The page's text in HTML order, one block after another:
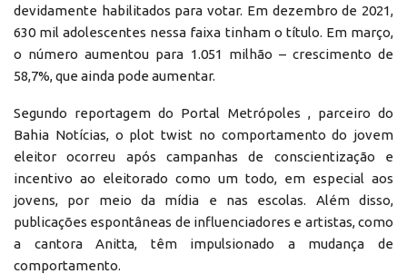
devidamente habilitados para votar. Em dezembro de 2021,
630 mil adolescentes nessa faixa tinham o título. Em março,
o número aumentou para 1.051 milhão – crescimento de
58,7%, que ainda pode aumentar.
Segundo reportagem do Portal Metrópoles , parceiro do
Bahia Notícias, o plot twist no comportamento do jovem
eleitor ocorreu após campanhas de conscientização e
incentivo ao eleitorado como um todo, em especial aos
jovens, por meio da mídia e nas escolas. Além disso,
publicações espontâneas de influenciadores e artistas, como
a cantora Anitta, têm impulsionado a mudança de
comportamento.